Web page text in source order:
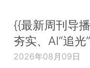
{{最新周刊导
夯实、AI“追
2026年08月09日